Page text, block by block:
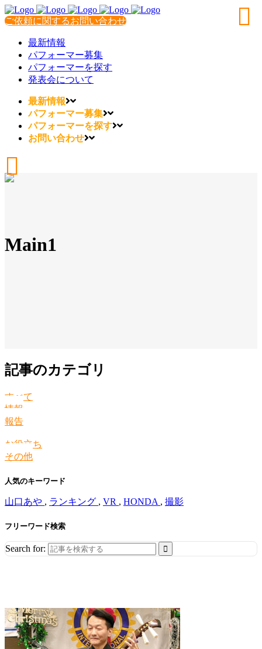
ご依頼に関するお問い合わせ
最新情報
パフォーマー募集
パフォーマーを探す
発表会について
最新情報
パフォーマー募集
パフォーマーを探す
お問い合わせ
Main1
記事のカテゴリ
すべて
情報
報告
お役立ち
その他
人気のキーワード
山口あや , ランキング , VR , HONDA , 撮影
フリーワード検索
Search for: